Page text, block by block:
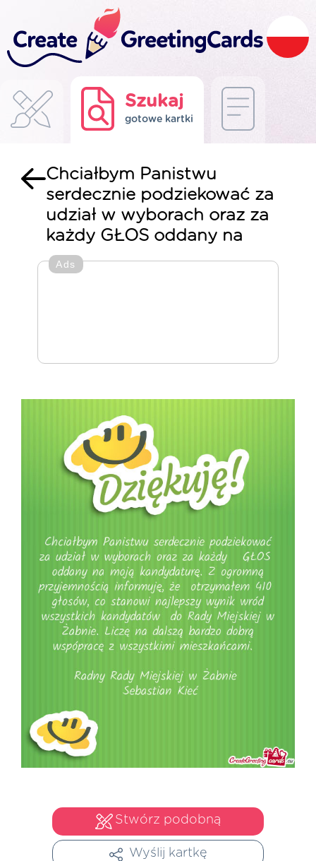
Szukaj
gotowe kartki
Chciałbym Panistwu
serdecznie podziekować za
udział w wyborach oraz za
każdy GŁOS oddany na
Ads
Stwórz podobną
Wyślij kartkę